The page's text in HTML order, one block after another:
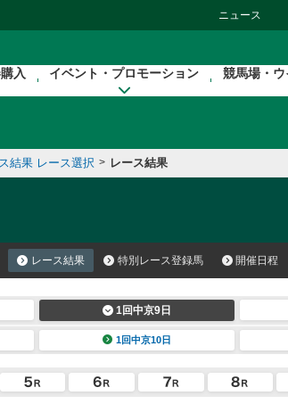
ニュース
入 イベント・プロモーション 競馬場・
結果 レース選択 > レース結果
レース結果 特別レース登録馬 開催日程
1回中京9日
1回中京10日